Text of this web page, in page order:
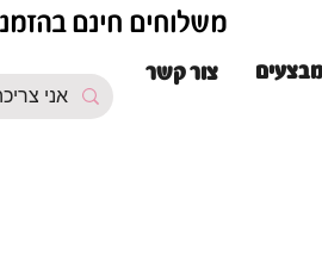
צור קשר מבצעים
משלוחים חינם בהזמנה